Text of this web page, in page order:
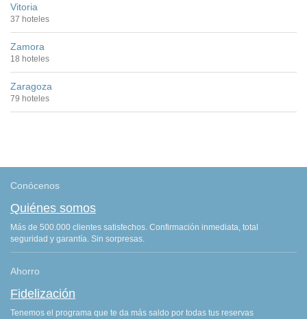
Vitoria
37 hoteles
Zamora
18 hoteles
Zaragoza
79 hoteles
Conócenos
Quiénes somos
Más de 500.000 clientes satisfechos. Confirmación inmediata, total
seguridad y garantía. Sin sorpresas.
Ahorro
Fidelización
Tenemos el programa que te da más saldo por todas tus reservas